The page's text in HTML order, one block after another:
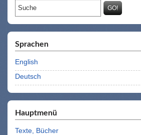
Suchformular
Suche
Sprachen
English
Deutsch
Hauptmenü
Texte, Bücher